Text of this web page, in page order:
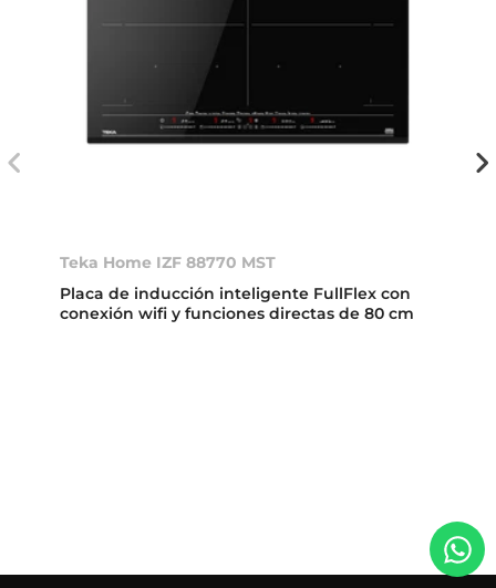
Teka Home IZF 88770 MST
Placa de inducción inteligente FullFlex con
conexión wifi y funciones directas de 80 cm